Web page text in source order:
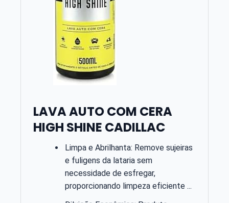
LAVA AUTO COM CERA
HIGH SHINE CADILLAC
Limpa e Abrilhanta: Remove sujeiras
e fuligens da lataria sem
necessidade de esfregar,
proporcionando limpeza eficiente ...